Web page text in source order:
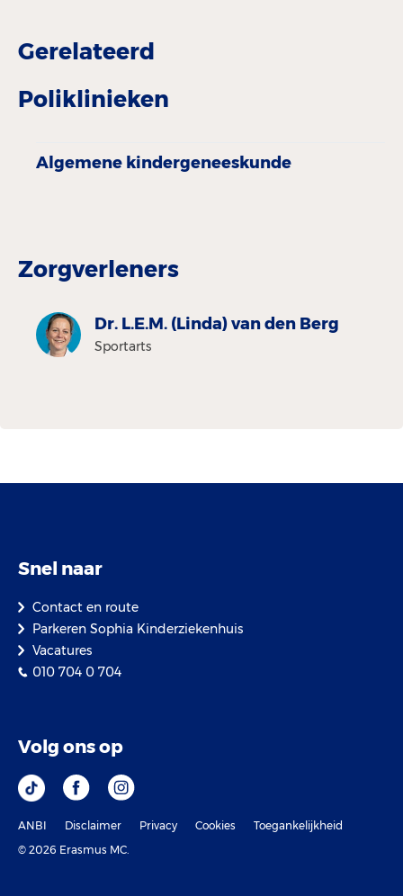
Gerelateerd
Poliklinieken
Algemene­ kindergenees­kunde
Zorgverleners
Dr. L.E.M. (Linda) van den Berg
Sportarts
Snel naar
Contact en route
Parkeren Sophia Kinderziekenhuis
Vacatures
010 704 0 704
Volg ons op
ANBI Disclaimer Privacy Cookies
Toegankelijkheid
© 2026 Erasmus MC.